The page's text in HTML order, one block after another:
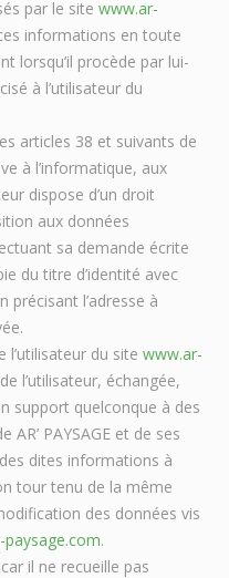
par le site www.ar-
informations en toute
lorsqu’il procède par lui-
à l’utilisateur du
articles 38 et suivants de
à l’informatique, aux
dispose d’un droit
aux données
sa demande écrite
du titre d’identité avec
précisant l’adresse à
du site www.ar-
l’utilisateur, échangée,
support quelconque à des
AR’ PAYSAGE et de ses
dites informations à
tour tenu de la même
des données vis
.
il ne recueille pas